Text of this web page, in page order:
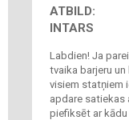
ATBILD:
INTARS
Labdien! Ja
tvaika barjeru
visiem statņiem
apdare satiekas
piefiksēt ar